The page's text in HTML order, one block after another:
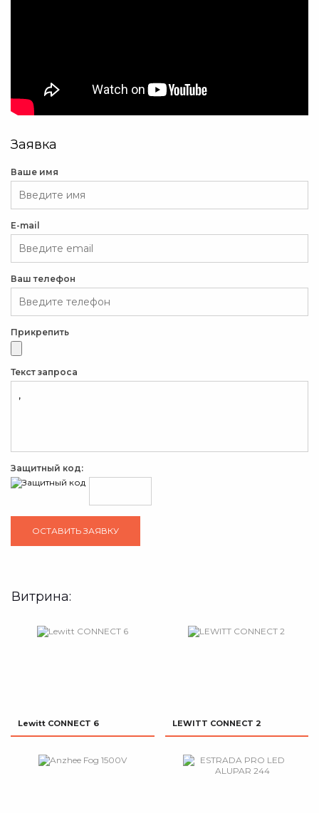
Заявка
Ваше имя
E-mail
Ваш телефон
Прикрепить
Текст запроса
Защитный код:
Витрина:
Lewitt CONNECT 6 LEWITT CONNECT 2